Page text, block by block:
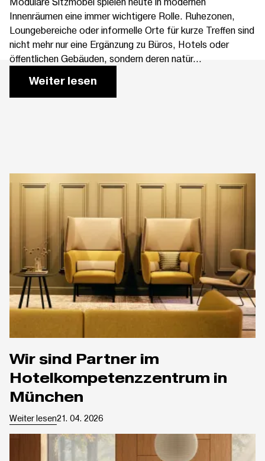
Innenräumen eine immer wichtigere Rolle. Ruhezonen,
Loungebereiche oder informelle Orte für kurze Treffen sind
nicht mehr nur eine Ergänzung zu Büros, Hotels oder
öffentlichen Gebäuden, sondern deren natür...
Weiter lesen
Wir sind Partner im
Hotelkompetenzzentrum in
München
Weiter lesen21. 04. 2026